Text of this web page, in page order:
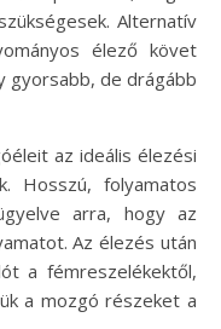
Alternatív
élező követ
gyorsabb, de drágább
az ideális élezési
Hosszú, folyamatos
arra, hogy az
Az élezés után
a fémreszelékektől,
a mozgó részeket a